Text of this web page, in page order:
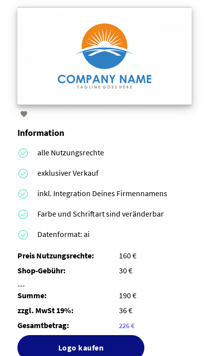

Information
alle Nutzungsrechte
exklusiver Verkauf
inkl. Integration Deines Firmennamens
Farbe und Schriftart sind veränderbar
Datenformat: ai
Preis Nutzungsrechte:
160 €
Shop-Gebühr:
30 €
---
Summe:
190 €
zzgl. MwSt 19%:
36 €
Gesamtbetrag:
226 €
Logo kaufen